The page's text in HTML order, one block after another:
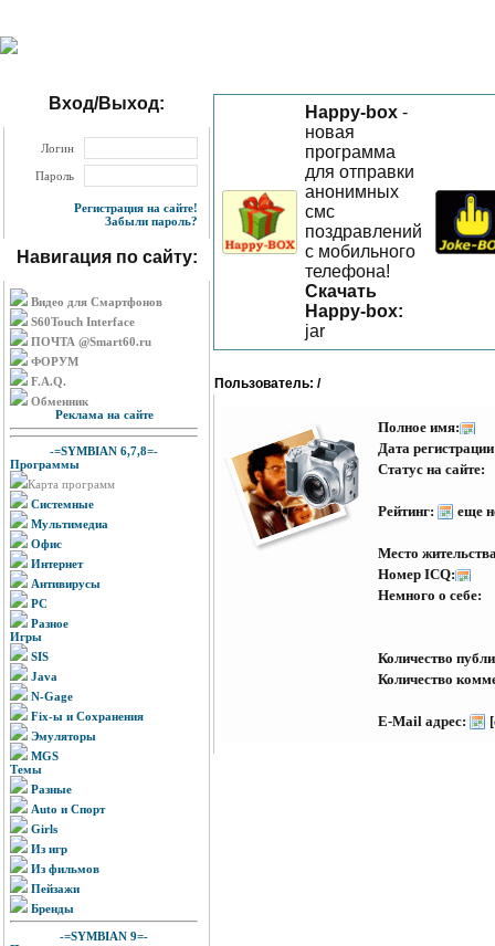
Вход/Выход:
Логин
Пароль
Регистрация на сайте!
Забыли пароль?
Навигация по сайту:
Видео для Смартфонов
S60Touch Interface
ПОЧТА @Smart60.ru
ФОРУМ
F.A.Q.
Обменник
Реклама на сайте
-=SYMBIAN 6,7,8=-
Программы
Карта программ
Системные
Мультимедиа
Офис
Интернет
Антивирусы
PC
Разное
Игры
SIS
Java
N-Gage
Fix-ы и Сохранения
Эмуляторы
MGS
Темы
Разные
Auto и Спорт
Girls
Из игр
Из фильмов
Пейзажи
Бренды
-=SYMBIAN 9=-
Happy-box -
новая
программа
для отправки
анонимных
смс
поздравлений
с мобильного
телефона!
Скачать
Happy-box:
jar
Пользователь: /
Полное имя:
Дата
Статус на
Рейтинг: еще
Место
Номер ICQ:
Немного о себе:
Количество
Количество
E-Mail адрес: